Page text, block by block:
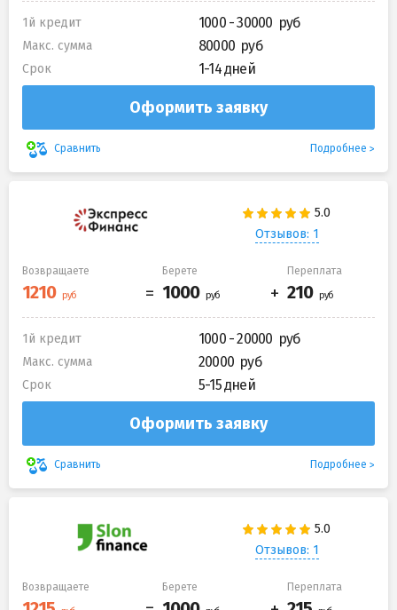
1й кредит 1000 - 30000
Макс. сумма 80000
Срок 1-14 дней
Оформить заявку
Сравнить Подробнее
Отзывов: 1
Возвращаете Берете Переплата
1й кредит 1000 - 20000
Макс. сумма 20000
Срок 5-15 дней
Оформить заявку
Сравнить Подробнее
Отзывов: 1
Возвращаете Берете Переплата